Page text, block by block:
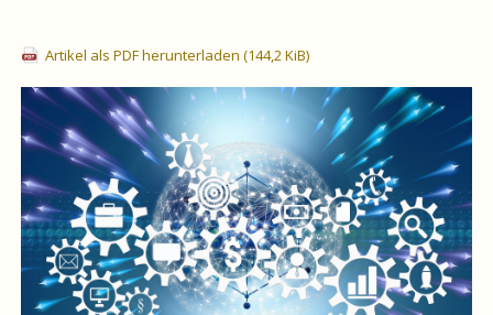
Artikel als PDF herunterladen (144,2 KiB)